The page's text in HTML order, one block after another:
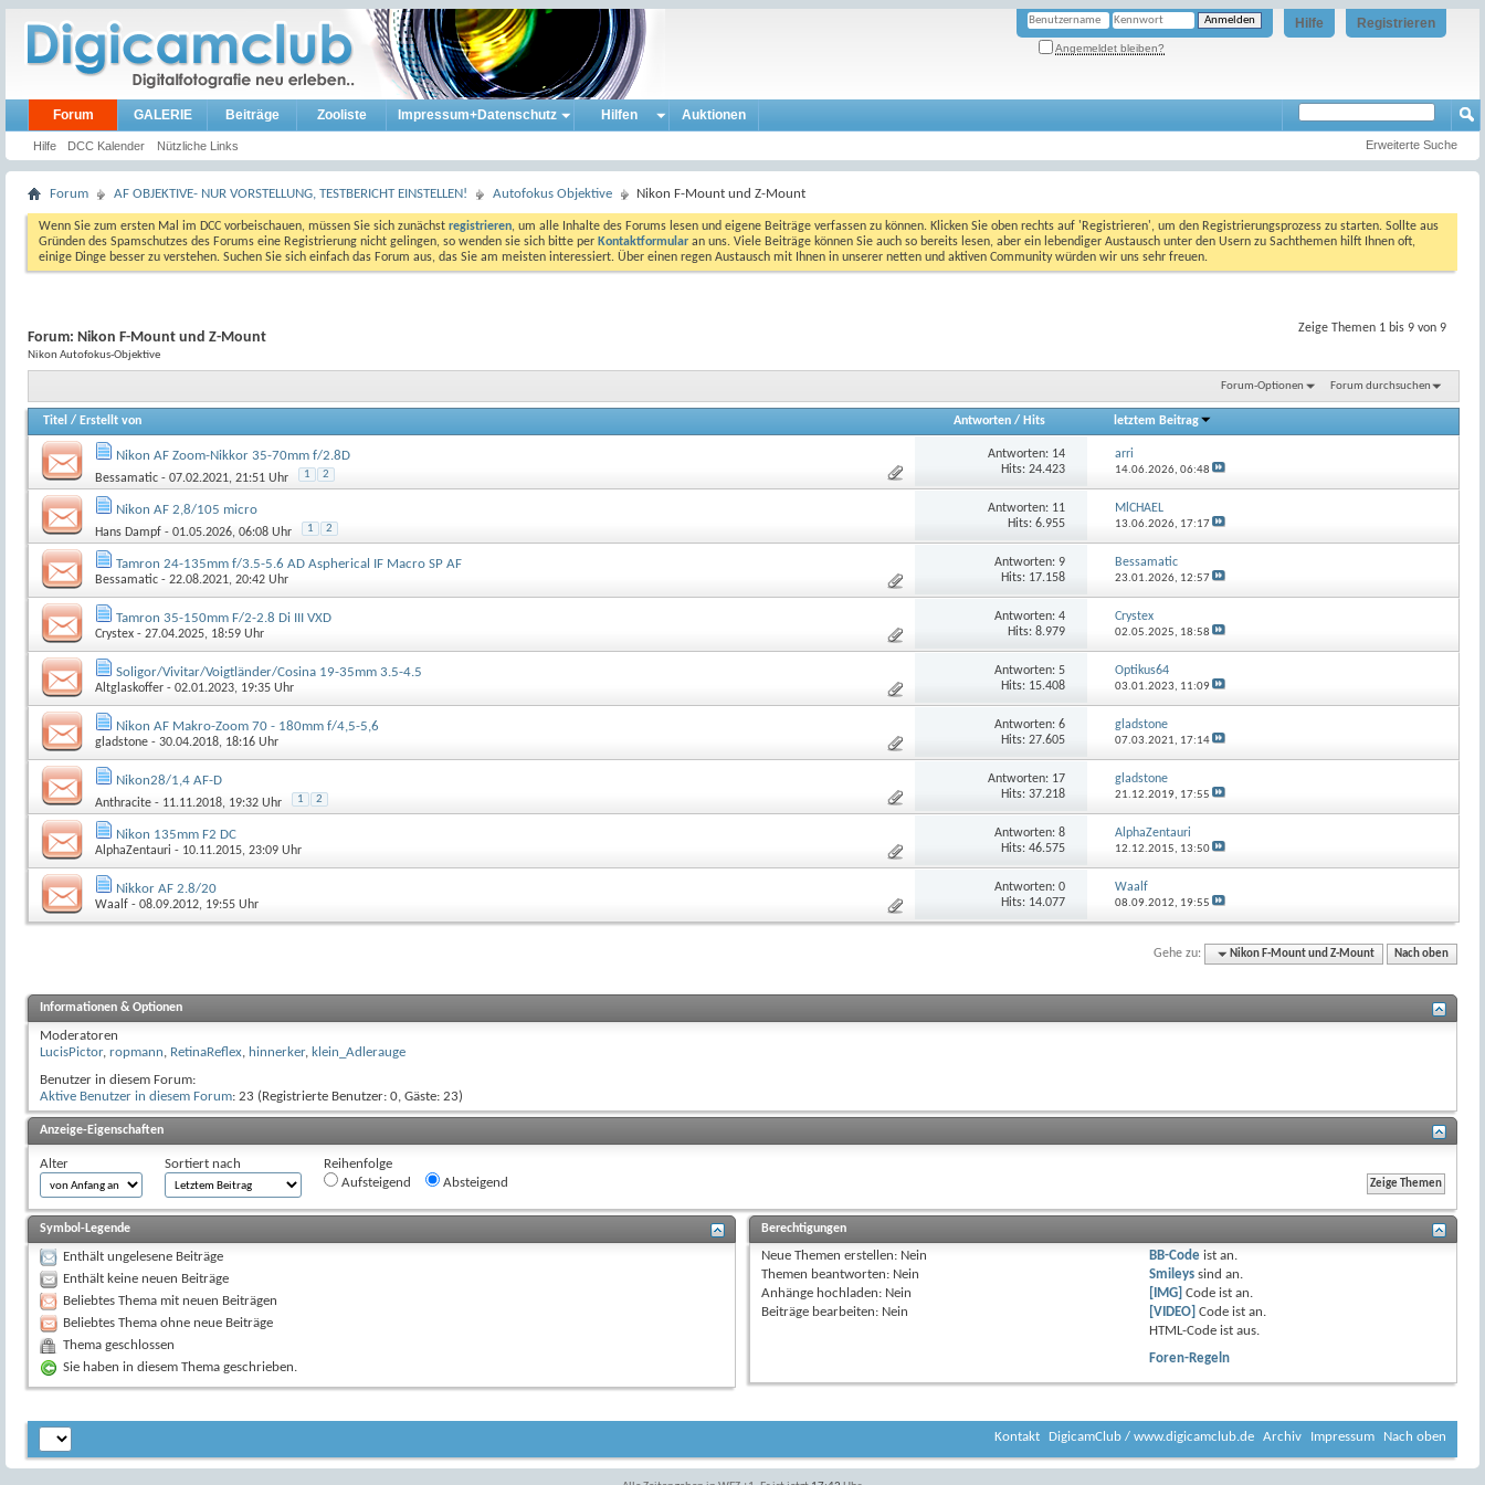
Registrieren
Hilfe
Angemeldet bleiben?
Forum
Hilfe DCC Kalender Nützliche Links
GALERIE Beiträge Zooliste Impressum+Datenschutz Hilfen Auktionen
Erweiterte Suche
Forum AF OBJEKTIVE- NUR VORSTELLUNG, TESTBERICHT EINSTELLEN! Autofokus Objektive Nikon F-Mount und Z-Mount
Wenn Sie zum ersten Mal im DCC vorbeischauen, müssen Sie sich zunächst registrieren, um alle Inhalte des Forums lesen und eigene Beiträge verfassen zu können. Klicken Sie oben rechts auf 'Registrieren', um den Registrierungsprozess zu starten. Sollte aus
Gründen des Spamschutzes des Forums eine Registrierung nicht gelingen, so wenden sie sich bitte per Kontaktformular an uns. Viele Beiträge können Sie auch so bereits lesen, aber ein lebendiger Austausch unter den Usern zu Sachthemen hilft Ihnen oft,
einige Dinge besser zu verstehen. Suchen Sie sich einfach das Forum aus, das Sie am meisten interessiert. Über einen regen Austausch mit Ihnen in unserer netten und aktiven Community würden wir uns sehr freuen.
Zeige Themen 1 bis 9 von 9
Forum: Nikon F-Mount und Z-Mount
Nikon Autofokus-Objektive
Forum-Optionen Forum durchsuchen
Titel / Erstellt von Antworten / Hits letztem Beitrag
Nikon AF Zoom-Nikkor 35-70mm f/2.8D
Bessamatic - 07.02.2021, 21:51 Uhr 1 2
Antworten: 14
Hits: 24.423
arri
14.06.2026,06:48
Nikon AF 2,8/105 micro
Hans Dampf - 01.05.2026, 06:08 Uhr 1 2
Antworten: 11
Hits: 6.955
MlCHAEL
13.06.2026, 17:17
Tamron 24-135mm f/3.5-5.6 AD Aspherical IF Macro SP AF
Bessamatic - 22.08.2021, 20:42 Uhr
Antworten: 9
Hits: 17.158
Bessamatic
23.01.2026, 12:57
Tamron 35-150mm F/2-2.8 Di III VXD
Crystex - 27.04.2025, 18:59 Uhr
Antworten: 4
Hits: 8.979
Crystex
02.05.2025, 18:58
Soligor/Vivitar/Voigtländer/Cosina 19-35mm 3.5-4.5
Altglaskoffer - 02.01.2023, 19:35 Uhr
Antworten: 5
Hits: 15.408
Optikus64
03.01.2023, 11:09
Nikon AF Makro-Zoom 70 - 180mm f/4,5-5,6
gladstone - 30.04.2018, 18:16 Uhr
Antworten: 6
Hits: 27.605
gladstone
07.03.2021, 17:14
Nikon28/1,4 AF-D
Anthracite - 11.11.2018, 19:32 Uhr 1 2
Antworten: 17
Hits: 37.218
gladstone
21.12.2019, 17:55
Nikon 135mm F2 DC
AlphaZentauri - 10.11.2015, 23:09 Uhr
Antworten: 8
Hits: 46.575
AlphaZentauri
12.12.2015, 13:50
Nikkor AF 2.8/20
Waalf - 08.09.2012, 19:55 Uhr
Antworten: 0
Hits: 14.077
Waalf
08.09.2012, 19:55
Gehe zu: Nikon F-Mount und Z-Mount Nach oben
Informationen & Optionen
Moderatoren
LucisPictor, ropmann, RetinaReflex, hinnerker, klein_Adlerauge
Benutzer in diesem Forum:
Aktive Benutzer in diesem Forum: 23 (Registrierte Benutzer: 0, Gäste: 23)
Anzeige-Eigenschaften
Alter Sortiert nach
Reihenfolge
Aufsteigend
Absteigend
Symbol-Legende
Enthält ungelesene Beiträge
Enthält keine neuen Beiträge
Beliebtes Thema mit neuen Beiträgen
Beliebtes Thema ohne neue Beiträge
Thema geschlossen
Sie haben in diesem Thema geschrieben.
Berechtigungen
Neue Themen erstellen: Nein
Themen beantworten: Nein
Anhänge hochladen: Nein
Beiträge bearbeiten: Nein
BB-Codeist an.
Smileyssind an.
[IMG] Code ist an.
[VIDEO] Code ist an.
HTML-Code ist aus.
Foren-Regeln
Kontakt DigicamClub / www.digicamclub.de Archiv Impressum Nach oben